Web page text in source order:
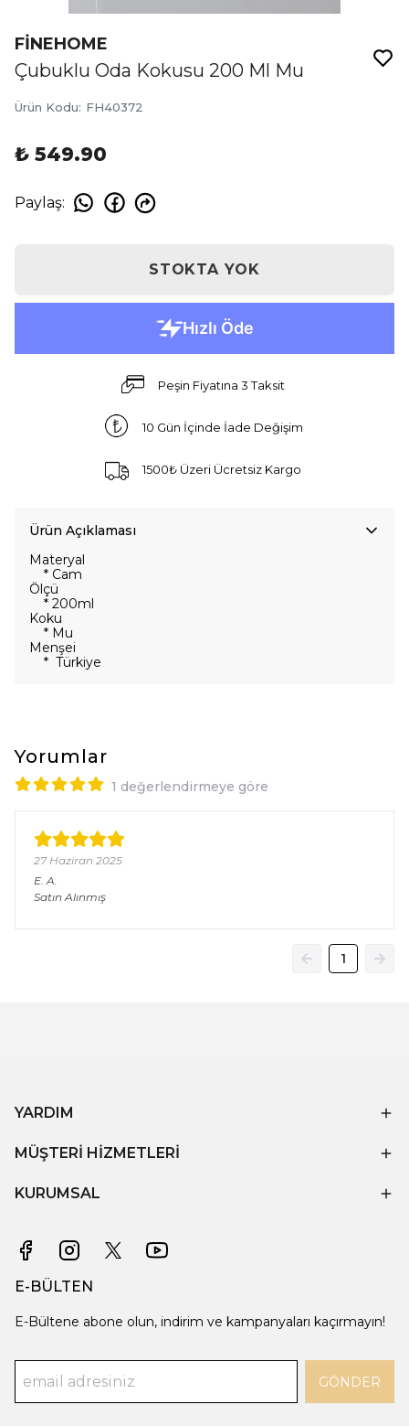
FİNEHOME
Çubuklu Oda Kokusu 200 Ml Mu
Ürün Kodu: FH40372
₺ 549.90
Paylaş:
STOKTA YOK
Peşin Fiyatına 3 Taksit
10 Gün İçinde İade Değişim
1500₺ Üzeri Ücretsiz Kargo
Ürün Açıklaması
Materyal
* Cam
Ölçü
* 200ml
Koku
* Mu
Menşei
* Türkiye
Yorumlar
1 değerlendirmeye göre
27 Haziran 2025
E. A.
Satın Alınmış
1
YARDIM
MÜŞTERİ HİZMETLERİ
KURUMSAL
E-BÜLTEN
E-Bültene abone olun, indirim ve kampanyaları kaçırmayın!
GÖNDER